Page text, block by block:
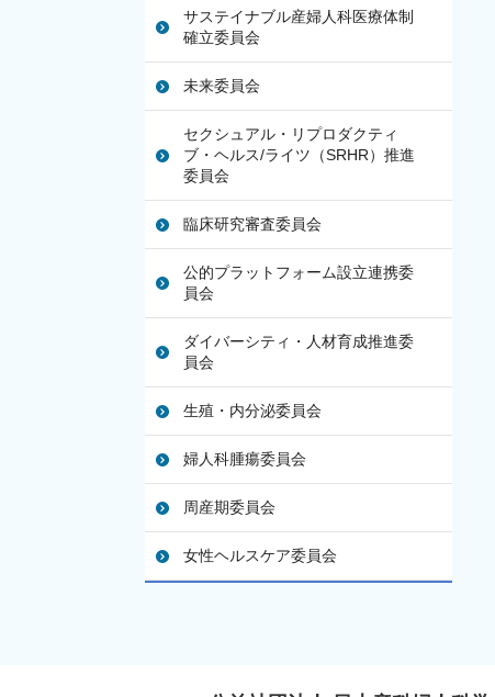
サステイナブル産婦人科医療体制
確立委員会
未来委員会
セクシュアル・リプロダクティ
ブ・ヘルス/ライツ（SRHR）推進
委員会
臨床研究審査委員会
公的プラットフォーム設立連携委
員会
ダイバーシティ・人材育成推進委
員会
生殖・内分泌委員会
婦人科腫瘍委員会
周産期委員会
女性ヘルスケア委員会